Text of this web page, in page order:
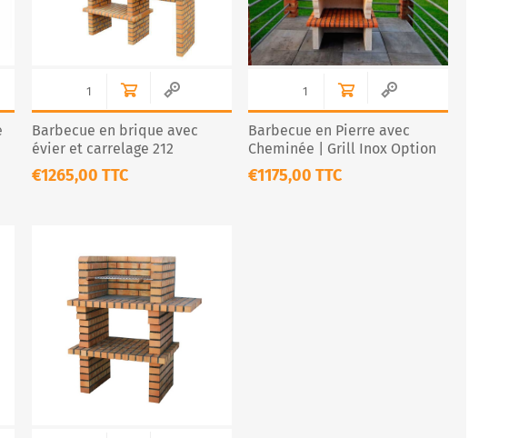
Barbecue en brique avec
évier et carrelage 212
€1265,00 TTC
Barbecue en Pierre avec
Cheminée | Grill Inox Option
CS112-60
€1175,00 TTC